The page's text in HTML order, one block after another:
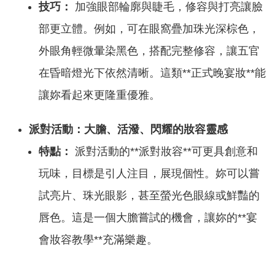
技巧：
加強眼部輪廓與睫毛，修容與打亮讓臉
部更立體。例如，可在眼窩疊加珠光深棕色，
外眼角輕微暈染黑色，搭配完整修容，讓五官
在昏暗燈光下依然清晰。這類**正式晚宴妝**能
讓妳看起來更隆重優雅。
派對活動：大膽、活潑、閃耀的妝容靈感
特點： 派對活動的**派對妝容**可更具創意和
玩味，目標是引人注目，展現個性。妳可以嘗
試亮片、珠光眼影，甚至螢光色眼線或鮮豔的
唇色。這是一個大膽嘗試的機會，讓妳的**宴
會妝容教學**充滿樂趣。